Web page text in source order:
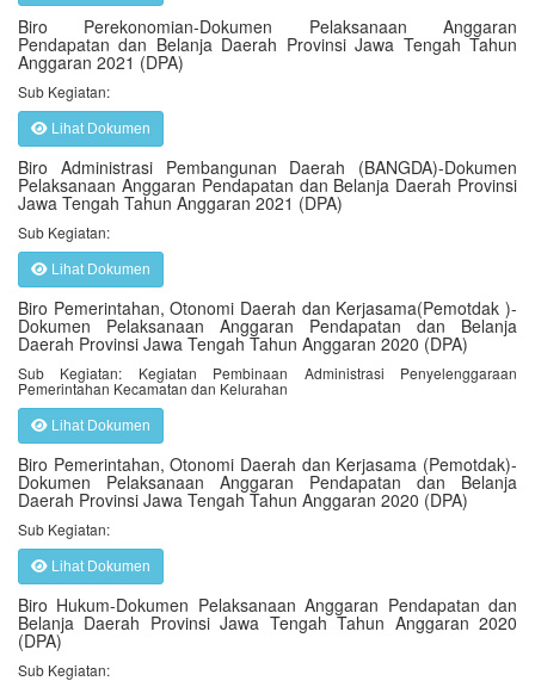
Biro Perekonomian-Dokumen Pelaksanaan Anggaran
Pendapatan dan Belanja Daerah Provinsi Jawa Tengah Tahun
Anggaran 2021 (DPA)
Sub Kegiatan:
Lihat Dokumen
Biro Administrasi Pembangunan Daerah (BANGDA)-Dokumen
Pelaksanaan Anggaran Pendapatan dan Belanja Daerah Provinsi
Jawa Tengah Tahun Anggaran 2021 (DPA)
Sub Kegiatan:
Lihat Dokumen
Biro Pemerintahan, Otonomi Daerah dan Kerjasama(Pemotdak )-
Dokumen Pelaksanaan Anggaran Pendapatan dan Belanja
Daerah Provinsi Jawa Tengah Tahun Anggaran 2020 (DPA)
Sub Kegiatan: Kegiatan Pembinaan Administrasi Penyelenggaraan
Pemerintahan Kecamatan dan Kelurahan
Lihat Dokumen
Biro Pemerintahan, Otonomi Daerah dan Kerjasama (Pemotdak)-
Dokumen Pelaksanaan Anggaran Pendapatan dan Belanja
Daerah Provinsi Jawa Tengah Tahun Anggaran 2020 (DPA)
Sub Kegiatan:
Lihat Dokumen
Biro Hukum-Dokumen Pelaksanaan Anggaran Pendapatan dan
Belanja Daerah Provinsi Jawa Tengah Tahun Anggaran 2020
(DPA)
Sub Kegiatan: